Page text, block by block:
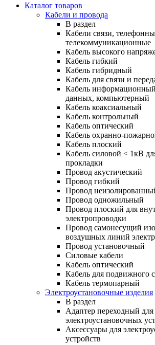
Каталог товаров
Кабели и провода
В раздел
Кабели связи,
телекоммуникационные
Кабель высокого
Кабель гибкий
Кабель гибридный
Кабель для связи и
Кабель информационный
данных, компьютерный
Кабель коаксиальный
Кабель контрольный
Кабель оптический
Кабель охранно-
Кабель плоский
Кабель силовой < 1кВ
прокладки
Провод акустический
Провод гибкий
Провод
Провод одножильный
Провод плоский для
электропроводки
Провод самонесущий
воздушных линий
Провод установочный
Силовые кабели
Кабель оптический
Кабель для подвижного
Кабель термопарный
Электроустановочные изделия
В раздел
Адаптер переходный для
электроустановочных
Аксессуары для
устройств